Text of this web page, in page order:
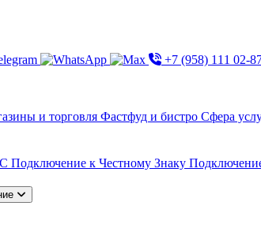
+7 (958) 111 02-
и торговля Фастфуд и бистро Сфера
Подключение к Честному Знаку